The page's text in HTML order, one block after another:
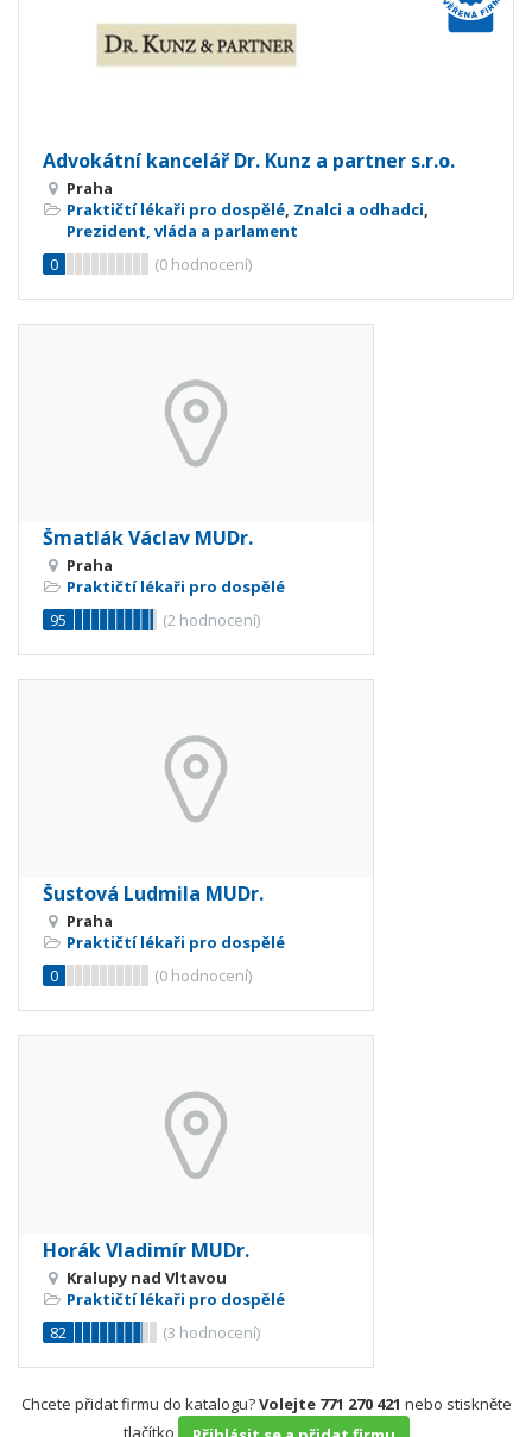
Advokátní kancelář Dr. Kunz a partner s.r.o.
Praha
Praktičtí lékaři pro dospělé, Znalci a odhadci,
Prezident, vláda a parlament
0
(0 hodnocení)
Šmatlák Václav MUDr.
Praha
Praktičtí lékaři pro dospělé
95
(2 hodnocení)
Šustová Ludmila MUDr.
Praha
Praktičtí lékaři pro dospělé
0
(0 hodnocení)
Horák Vladimír MUDr.
Kralupy nad Vltavou
Praktičtí lékaři pro dospělé
82
(3 hodnocení)
Chcete přidat firmu do katalogu?Volejte 771 270 421 nebo stiskněte
tlačítko